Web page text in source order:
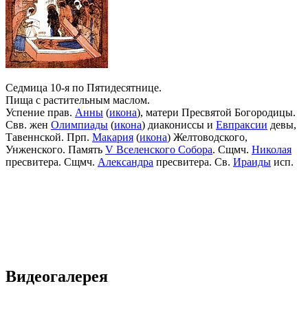
Седмица 10-я по Пятидесятнице.
Пища с растительным маслом.
Успение прав. Анны (икона), матери Пресвятой Богородицы.
Свв. жен Олимпиады (икона) диакониссы и Евпраксии девы,
Тавеннской. Прп. Макария (икона) Желтоводского,
Унженского. Память V Вселенского Собора. Сщмч. Николая
пресвитера. Сщмч. Александра пресвитера. Св. Ираиды исп.
Видеогалерея